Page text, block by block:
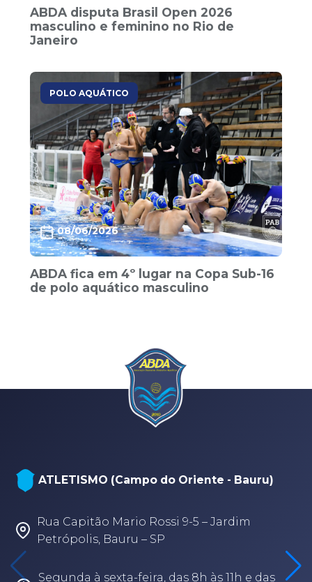
ABDA disputa Brasil Open 2026
masculino e feminino no Rio de
Janeiro
POLO AQUÁTICO
08/06/2026
ABDA fica em 4º lugar na Copa Sub-16
de polo aquático masculino
ATLETISMO (Campo do Oriente - Bauru)
Rua Capitão Mario Rossi 9-5 – Jardim
Petrópolis, Bauru – SP
Segunda à sexta-feira, das 8h às 11h e das